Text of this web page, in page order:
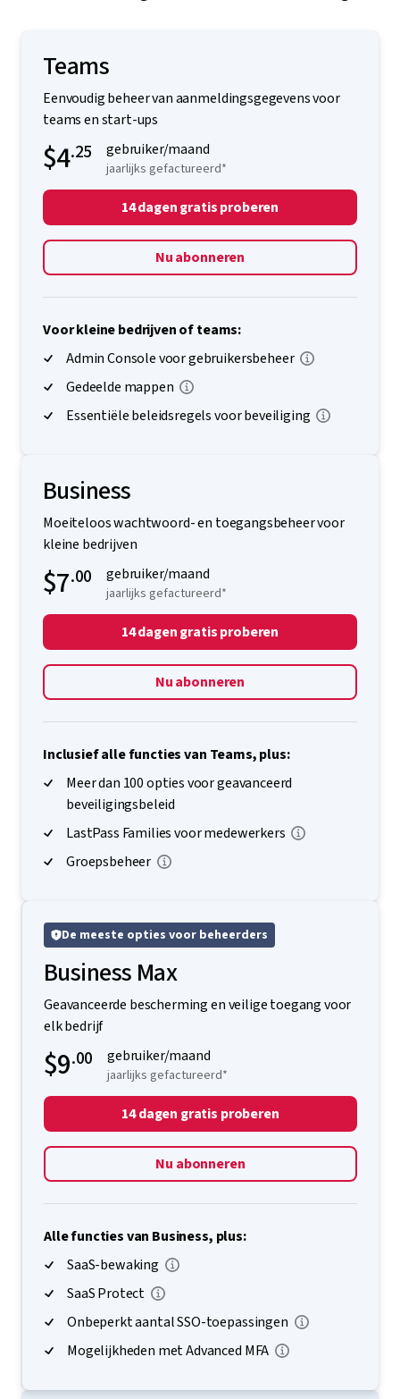
Teams
Eenvoudig beheer van aanmeldingsgegevens voor
teams en start-ups
$4.25 gebruiker/maand
jaarlijks gefactureerd*
14 dagen gratis proberen
Nu abonneren
Voor kleine bedrijven of teams:
Admin Console voor gebruikersbeheer
Gedeelde mappen
Essentiële beleidsregels voor beveiliging
Business
Moeiteloos wachtwoord- en toegangsbeheer voor
kleine bedrijven
$7.00 gebruiker/maand
jaarlijks gefactureerd*
14 dagen gratis proberen
Nu abonneren
Inclusief alle functies van Teams, plus:
Meer dan 100 opties voor geavanceerd
beveiligingsbeleid
LastPass Families voor medewerkers
Groepsbeheer
De meeste opties voor beheerders
Business Max
Geavanceerde bescherming en veilige toegang voor
elk bedrijf
$9.00 gebruiker/maand
jaarlijks gefactureerd*
14 dagen gratis proberen
Nu abonneren
Alle functies van Business, plus:
SaaS-bewaking
SaaS Protect
Onbeperkt aantal SSO-toepassingen
Mogelijkheden met Advanced MFA